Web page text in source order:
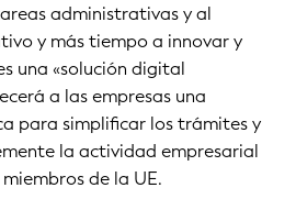
administrativas y al
y más tiempo a innovar y
una «solución digital
a las empresas una
para simplificar los trámites y
la actividad empresarial
de la UE.